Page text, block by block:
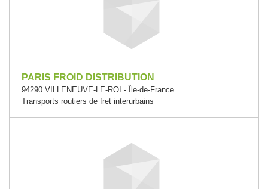
PARIS FROID DISTRIBUTION
94290 VILLENEUVE-LE-ROI - Île-de-France
Transports routiers de fret interurbains